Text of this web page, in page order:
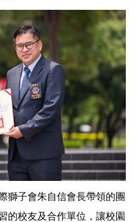
獅子會朱自信會長帶領的團
的校友及合作單位，讓校園